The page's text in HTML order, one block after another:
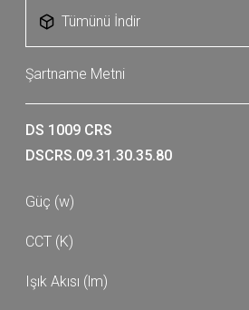
Tümünü İndir
DS 1009 CRS
DSCRS.09.31.30.35.80